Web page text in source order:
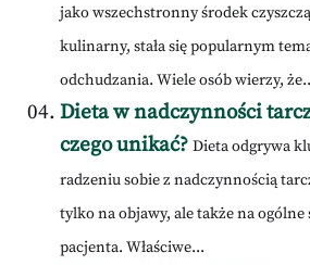
jako wszechstronny środek
kulinarny, stała się popularnym
odchudzania. Wiele osób wierzy,
Dieta w nadczynności
czego unikać? Dieta odgrywa
radzeniu sobie z nadczynnością
tylko na objawy, ale także na ogólne
pacjenta. Właściwe...